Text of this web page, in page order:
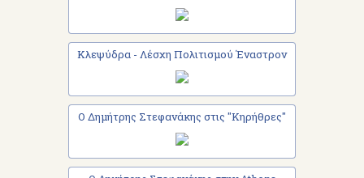
Κλεψύδρα - Λέσχη Πολιτισμού Έναστρον
Ο Δημήτρης Στεφανάκης στις "Κηρήθρες"